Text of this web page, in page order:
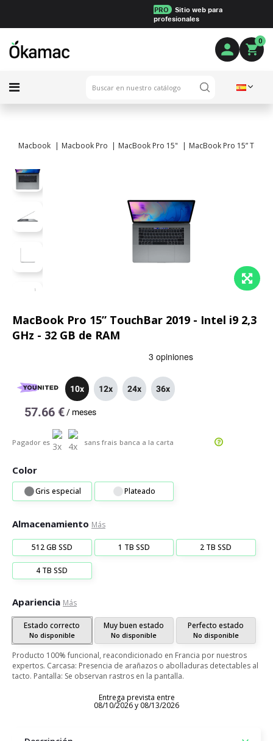
PRO
Sitio web para
profesionales
0
Macbook Macbook Pro MacBook Pro 15" MacBook Pro 15”
MacBook Pro 15” TouchBar 2019 - Intel i9 2,3
GHz - 32 GB de RAM
10x 12x 24x 36x
57.66 € / meses
Pagador es sans frais banca a la carta
Color
Gris especial Plateado
Almacenamiento Más
512 GB SSD 1 TB SSD 2 TB SSD
4 TB SSD
Apariencia Más
Estado correcto
No disponible
Muy buen estado
No disponible
Perfecto estado
No disponible
Producto 100% funcional, reacondicionado en Francia por nuestros
expertos. Carcasa: Presencia de arañazos o abolladuras detectables al
tacto. Pantalla: Se observan rastros en la pantalla.
Entrega prevista entre
08/10/2026 y 08/13/2026